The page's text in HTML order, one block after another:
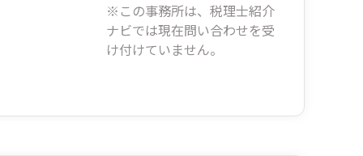
※この事務所は、税理士紹介
ナビでは現在問い合わせを受
け付けていません。